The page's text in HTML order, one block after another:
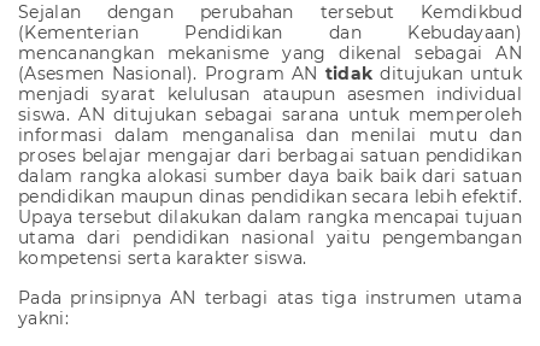
Sejalan dengan perubahan tersebut Kemdikbud
(Kementerian Pendidikan dan Kebudayaan)
mencanangkan mekanisme yang dikenal sebagai AN
(Asesmen Nasional). Program AN tidak ditujukan untuk
menjadi syarat kelulusan ataupun asesmen individual
siswa. AN ditujukan sebagai sarana untuk memperoleh
informasi dalam menganalisa dan menilai mutu dan
proses belajar mengajar dari berbagai satuan pendidikan
dalam rangka alokasi sumber daya baik baik dari satuan
pendidikan maupun dinas pendidikan secara lebih efektif.
Upaya tersebut dilakukan dalam rangka mencapai tujuan
utama dari pendidikan nasional yaitu pengembangan
kompetensi serta karakter siswa.
Pada prinsipnya AN terbagi atas tiga instrumen utama
yakni: